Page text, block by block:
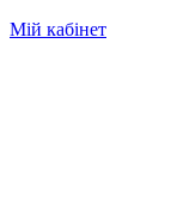
Мій кабінет